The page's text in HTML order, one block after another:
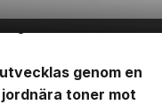
genom en
toner mot